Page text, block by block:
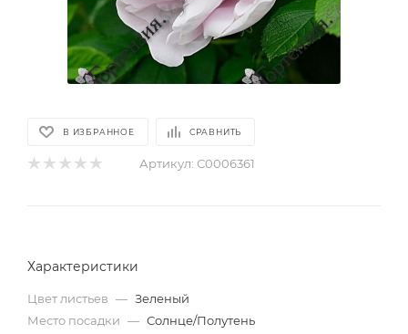
В ИЗБРАННОЕ СРАВНИТЬ
Артикул: С0006361
Характеристики
Цвет листьев — Зеленый
Место посадки — Солнце/Полутень